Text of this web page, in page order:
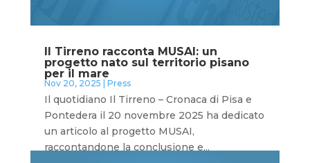
Il Tirreno racconta MUSAI: un
progetto nato sul territorio pisano
per il mare
Nov 20, 2025 Press
Il quotidiano Il Tirreno – Cronaca di Pisa e
Pontedera il 20 novembre 2025 ha dedicato
un articolo al progetto MUSAI,
raccontandone la conclusione e...